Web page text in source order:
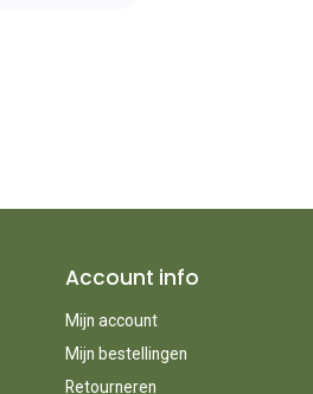
Account info
Mijn account
Mijn bestellingen
Retourneren